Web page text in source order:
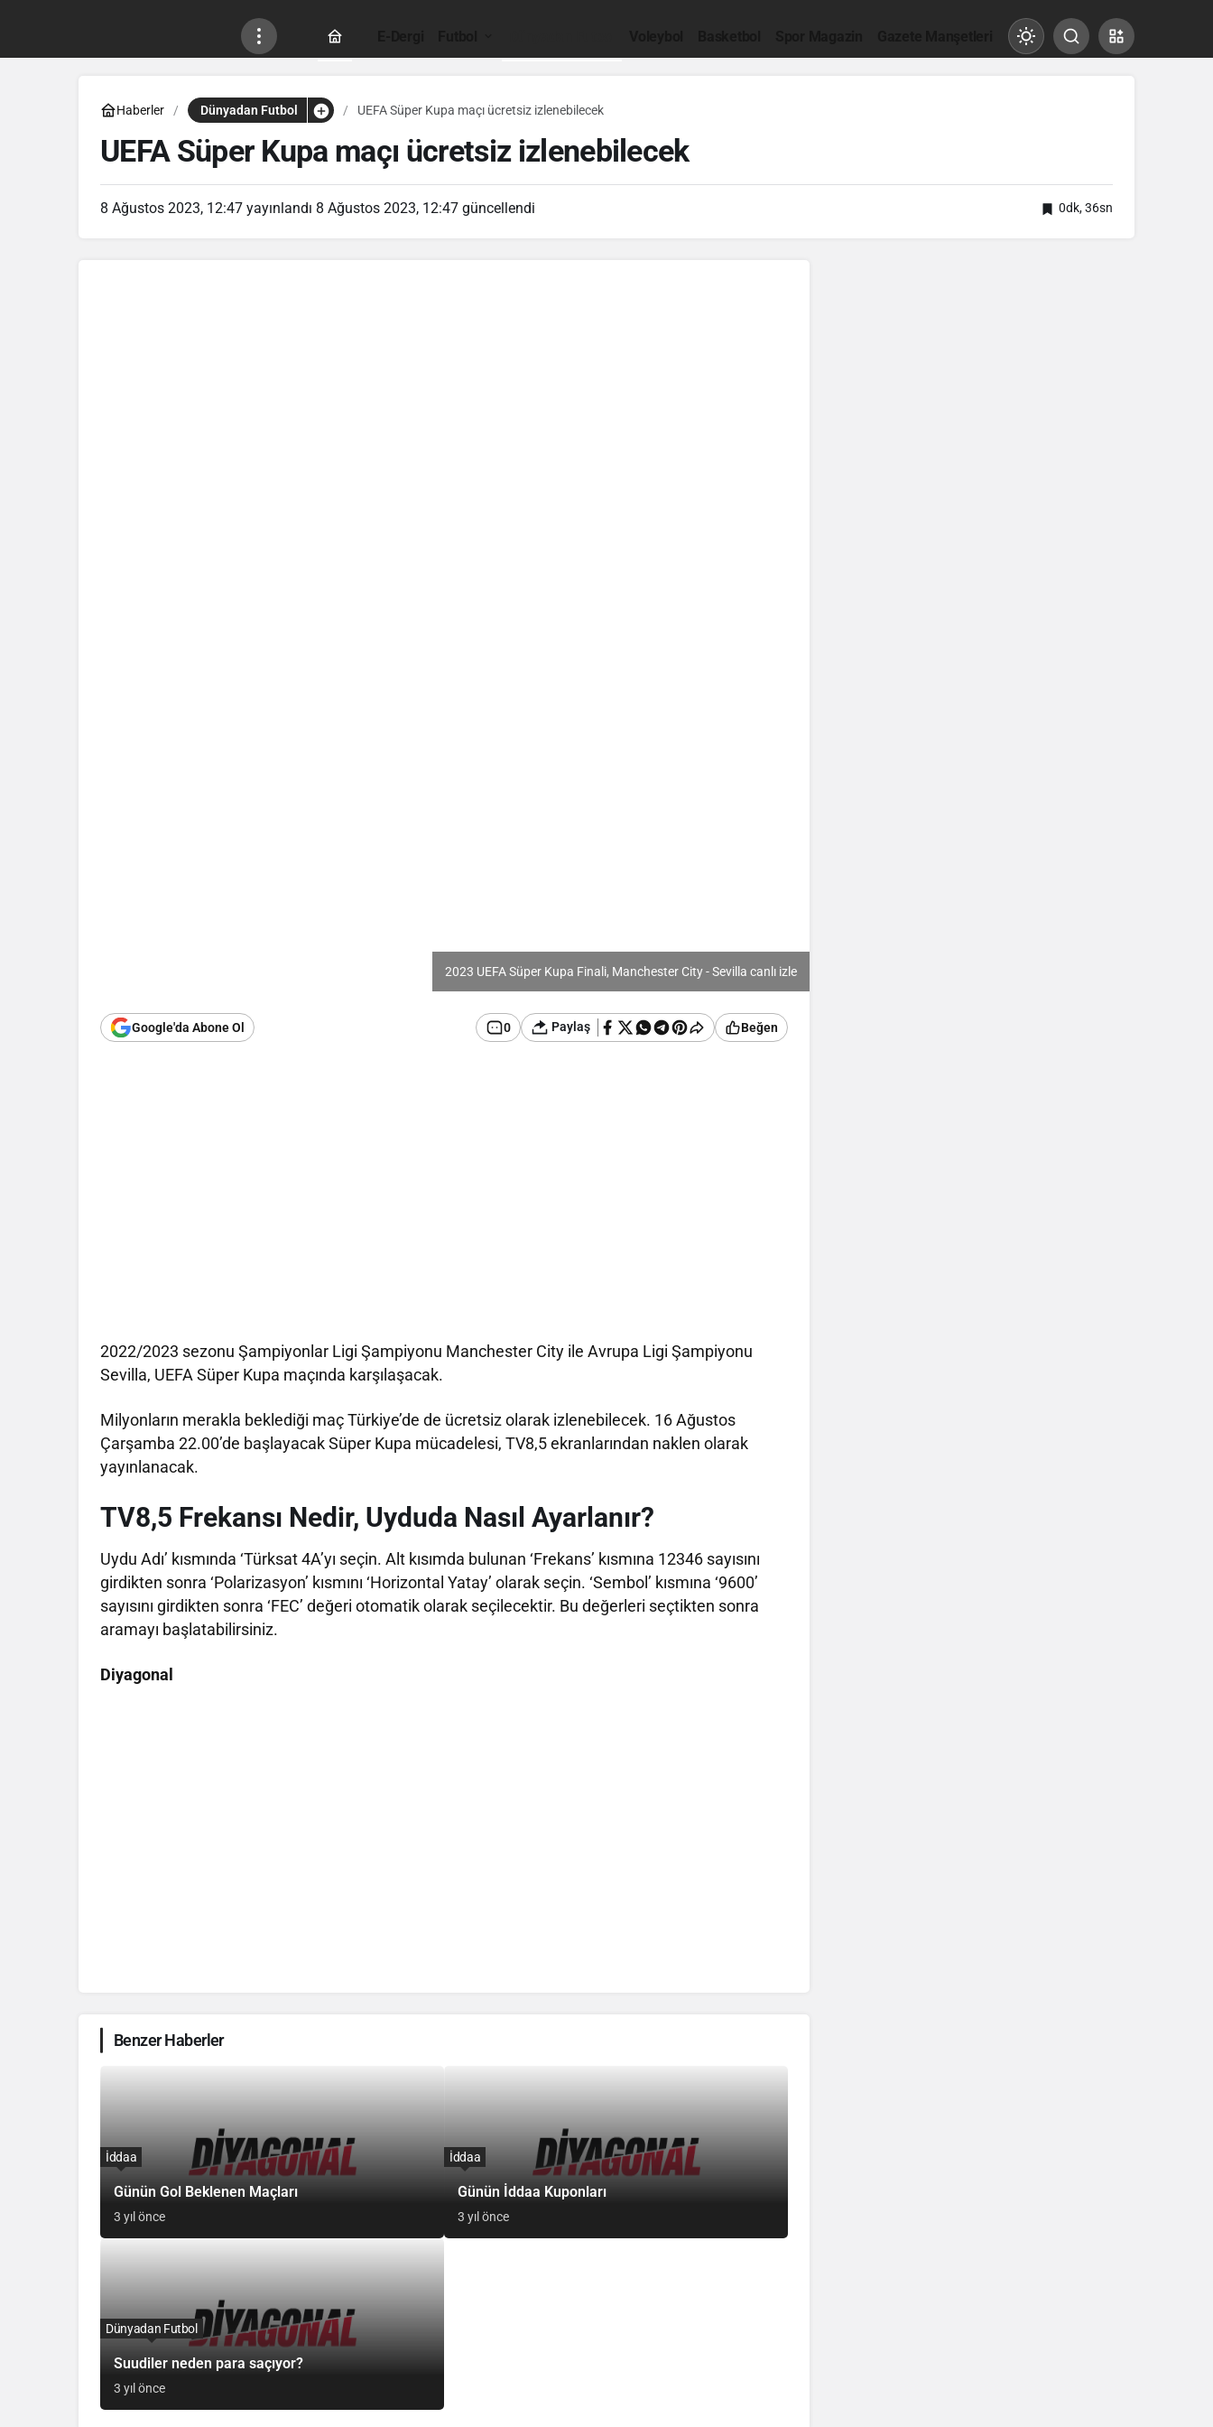
Mod
değiştir
Gündüz modunu seçin.
Haberler Dünyadan Futbol UEFA Süper Kupa maçı ücretsiz izlenebilecek
UEFA Süper Kupa maçı ücretsiz izlenebilecek
8 Ağustos 2023, 12:47 yayınlandı 8 Ağustos 2023, 12:47 güncellendi 0dk, 36sn
2023 UEFA Süper Kupa Finali, Manchester City - Sevilla canlı izle
Google'da Abone Ol 0 Paylaş Beğen
2022/2023 sezonu Şampiyonlar Ligi Şampiyonu Manchester City ile Avrupa Ligi Şampiyonu
Sevilla, UEFA Süper Kupa maçında karşılaşacak.
Milyonların merakla beklediği maç Türkiye’de de ücretsiz olarak izlenebilecek. 16 Ağustos
Çarşamba 22.00’de başlayacak Süper Kupa mücadelesi, TV8,5 ekranlarından naklen olarak
yayınlanacak.
TV8,5 Frekansı Nedir, Uyduda Nasıl Ayarlanır?
Uydu Adı’ kısmında ‘Türksat 4A’yı seçin. Alt kısımda bulunan ‘Frekans’ kısmına 12346 sayısını
girdikten sonra ‘Polarizasyon’ kısmını ‘Horizontal Yatay’ olarak seçin. ‘Sembol’ kısmına ‘9600’
sayısını girdikten sonra ‘FEC’ değeri otomatik olarak seçilecektir. Bu değerleri seçtikten sonra
aramayı başlatabilirsiniz.
Diyagonal
Benzer Haberler
Günün Gol Beklenen Maçları
İddaa
3 yıl önce
Günün İddaa Kuponları
İddaa
3 yıl önce
Suudiler neden para saçıyor?
Dünyadan Futbol
3 yıl önce